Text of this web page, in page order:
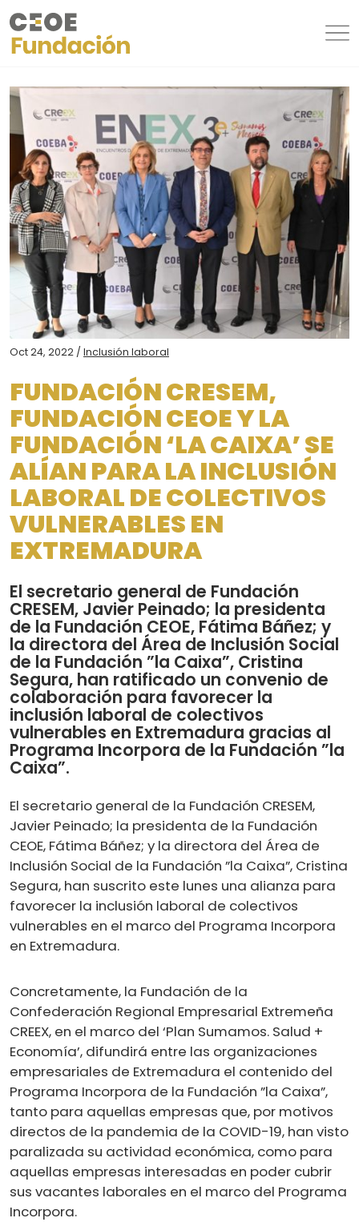
Oct 24, 2022 / Inclusión laboral
FUNDACIÓN CRESEM,
FUNDACIÓN CEOE Y LA
FUNDACIÓN ‘LA CAIXA’ SE
ALÍAN PARA LA INCLUSIÓN
LABORAL DE COLECTIVOS
VULNERABLES EN
EXTREMADURA
El secretario general de Fundación
CRESEM, Javier Peinado; la presidenta
de la Fundación CEOE, Fátima Báñez; y
la directora del Área de Inclusión Social
de la Fundación ”la Caixa”, Cristina
Segura, han ratificado un convenio de
colaboración para favorecer la
inclusión laboral de colectivos
vulnerables en Extremadura gracias al
Programa Incorpora de la Fundación ”la
Caixa”.
El secretario general de la Fundación CRESEM,
Javier Peinado; la presidenta de la Fundación
CEOE, Fátima Báñez; y la directora del Área de
Inclusión Social de la Fundación ”la Caixa”, Cristina
Segura, han suscrito este lunes una alianza para
favorecer la inclusión laboral de colectivos
vulnerables en el marco del Programa Incorpora
en Extremadura.
Concretamente, la Fundación de la
Confederación Regional Empresarial Extremeña
CREEX, en el marco del ‘Plan Sumamos. Salud +
Economía’, difundirá entre las organizaciones
empresariales de Extremadura el contenido del
Programa Incorpora de la Fundación ”la Caixa”,
tanto para aquellas empresas que, por motivos
directos de la pandemia de la COVID-19, han visto
paralizada su actividad económica, como para
aquellas empresas interesadas en poder cubrir
sus vacantes laborales en el marco del Programa
Incorpora.